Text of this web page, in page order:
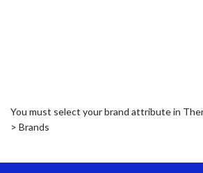
You must select your brand attribute in
> Brands